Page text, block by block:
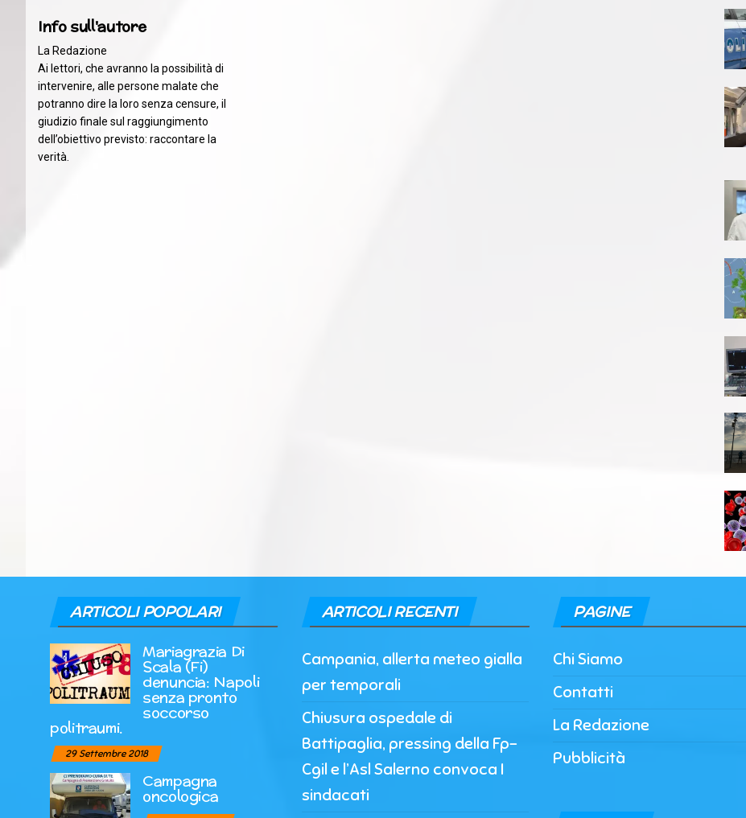
Info sull'autore
La Redazione
Ai lettori, che avranno la possibilità di
intervenire, alle persone malate che
potranno dire la loro senza censure, il
giudizio finale sul raggiungimento
dell’obiettivo previsto: raccontare la
verità.
ARTICOLI POPOLARI
Mariagrazia Di
Scala (Fi)
denuncia: Napoli
senza pronto
soccorso
politraumi.
29 Settembre 2018
Campagna
oncologica
ARTICOLI RECENTI
Campania, allerta meteo gialla
per temporali
Chiusura ospedale di
Battipaglia, pressing della Fp-
Cgil e l’Asl Salerno convoca I
sindacati
PAGINE
Chi Siamo
Contatti
La Redazione
Pubblicità